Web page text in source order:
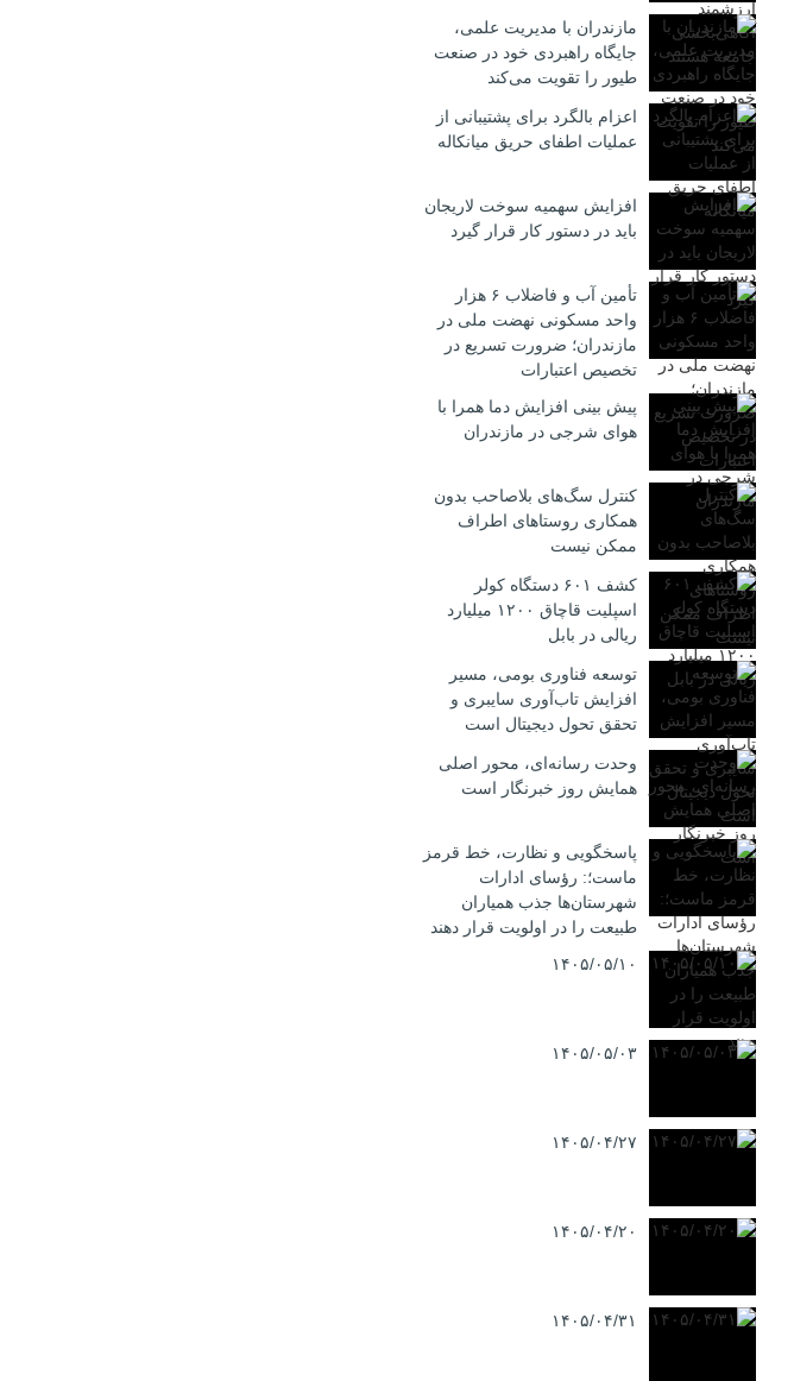
مازندران با مدیریت علمی،
جایگاه راهبردی خود در صنعت
طیور را تقویت می‌کند
اعزام بالگرد برای پشتیبانی از
عملیات اطفای حریق میانکاله
افزایش سهمیه سوخت لاریجان
باید در دستور کار قرار گیرد
تأمین آب و فاضلاب ۶ هزار
واحد مسکونی نهضت ملی در
مازندران؛ ضرورت تسریع در
تخصیص اعتبارات
پیش بینی افزایش دما همرا با
هوای شرجی در مازندران
کنترل سگ‌های بلاصاحب بدون
همکاری روستاهای اطراف
ممکن نیست
کشف ۶۰۱ دستگاه کولر
اسپلیت قاچاق ۱۲۰۰ میلیارد
ریالی در بابل
توسعه فناوری بومی، مسیر
افزایش تاب‌آوری سایبری و
تحقق تحول دیجیتال است
وحدت رسانه‌ای، محور اصلی
همایش روز خبرنگار است
پاسخگویی و نظارت، خط قرمز
ماست؛: رؤسای ادارات
شهرستان‌ها جذب همیاران
طبیعت را در اولویت قرار دهند
۱۴۰۵/۰۵/۱۰
۱۴۰۵/۰۵/۰۳
۱۴۰۵/۰۴/۲۷
۱۴۰۵/۰۴/۲۰
۱۴۰۵/۰۴/۳۱